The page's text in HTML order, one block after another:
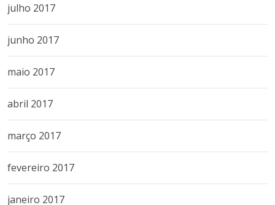
julho 2017
junho 2017
maio 2017
abril 2017
março 2017
fevereiro 2017
janeiro 2017